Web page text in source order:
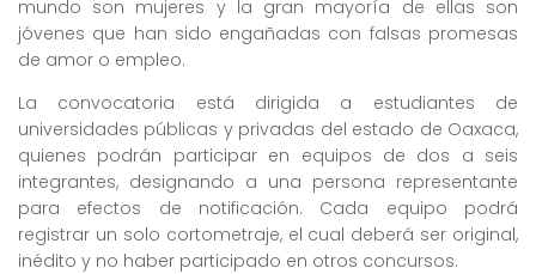
mundo son mujeres y la gran mayoría de ellas son
jóvenes que han sido engañadas con falsas promesas
de amor o empleo.
La convocatoria está dirigida a estudiantes de
universidades públicas y privadas del estado de Oaxaca,
quienes podrán participar en equipos de dos a seis
integrantes, designando a una persona representante
para efectos de notificación. Cada equipo podrá
registrar un solo cortometraje, el cual deberá ser original,
inédito y no haber participado en otros concursos.